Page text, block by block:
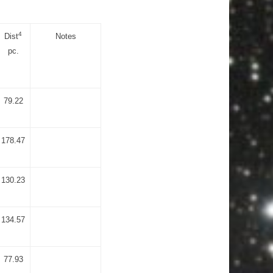
Dist4
pc.
Notes
79.22
178.47
130.23
134.57
77.93